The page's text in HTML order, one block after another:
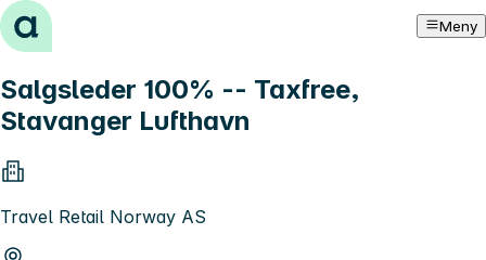
Hopp til innhold Meny
Salgsleder 100% -- Taxfree,
Stavanger Lufthavn
Travel Retail Norway AS